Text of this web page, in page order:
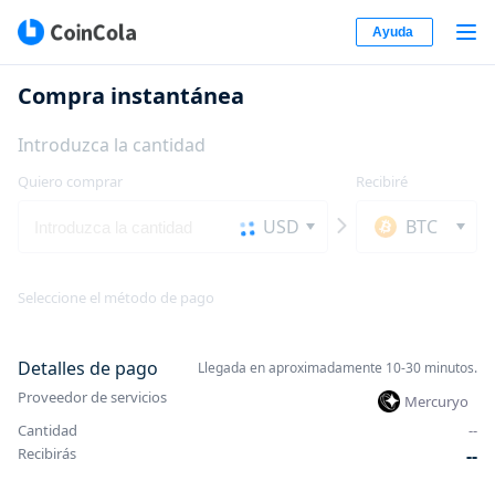
Ayuda
Compra instantánea
Introduzca la cantidad
Quiero comprar
USD
Recibiré
BTC
Seleccione el método de pago
Detalles de pago Llegada en aproximadamente 10-30 minutos.
Proveedor de servicios
Mercuryo
Cantidad
--
Recibirás
--